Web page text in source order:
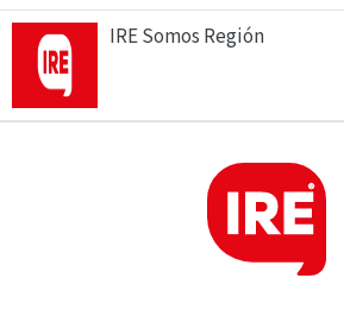
IRE Somos Región